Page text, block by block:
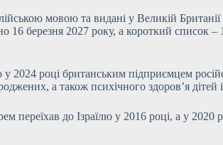
мовою та видані у Великій
16 березня 2027 року, а короткий список
у 2024 році британським підприємцем
а також психічного здоров’я дітей і
переїхав до Ізраїлю у 2016 році, а у